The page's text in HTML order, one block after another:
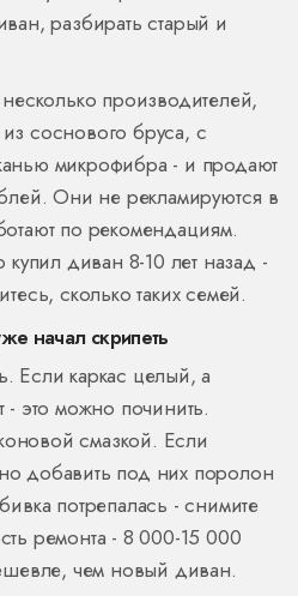
разбирать старый и
производителей,
соснового бруса, с
микрофибра - и продают
Они не рекламируются в
по рекомендациям.
купил диван 8-10 лет назад -
сколько таких семей.
начал скрипеть
Если каркас целый, а
- это можно починить.
смазкой. Если
добавить под них поролон
потрепалась - снимите
ремонта - 8 000-15 000
чем новый диван.